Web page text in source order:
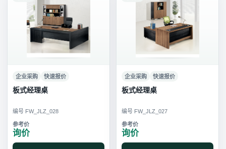
企业采购 快速报价
板式经理桌
编号 FW_JLZ_028
询价
企业采购 快速报价
板式经理桌
编号 FW_JLZ_027
询价